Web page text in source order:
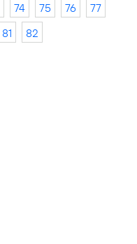
74 75 76
77
81 82